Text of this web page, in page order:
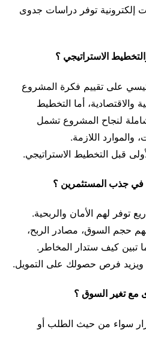
إلكترونية توفر دراسات جدوى
الاستراتيجي ؟
على تقييم فكرة المشروع
والاقتصادية، أما التخطيط
لنجاح المشروع تشمل
والموارد اللازمة.
قبل التخطيط الاستراتيجي.
جذب المستثمرين ؟
توفر لهم الأمان والربحية.
حجم السوق، مصادر الربح،
تبين كيف ستدار المخاطر.
فرص حصولك على التمويل.
مع تغير السوق ؟
سواء من حيث الطلب أو